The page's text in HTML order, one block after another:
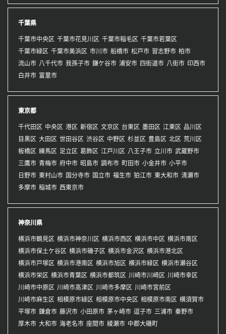
千葉県
千葉市中央区 千葉市花見川区 千葉市稲毛区 千葉市若葉区
千葉市緑区 千葉市美浜区 市川市 船橋市 松戸市 習志野市 柏市
流山市 八千代市 我孫子市 鎌ケ谷市 浦安市 四街道市 八街市 印西市
白井市 富里市
東京都
千代田区 中央区 港区 新宿区 文京区 台東区 墨田区 江東区 品川区
目黒区 大田区 世田谷区 渋谷区 中野区 杉並区 豊島区 北区 荒川区
板橋区 練馬区 足立区 葛飾区 江戸川区 八王子市 立川市 武蔵野市
三鷹市 青梅市 府中市 昭島市 調布市 町田市 小金井市 小平市
日野市 東村山市 国分寺市 国立市 福生市 狛江市 東大和市 清瀬市
多摩市 稲城市 西東京市
神奈川県
横浜市鶴見区 横浜市神奈川区 横浜市西区 横浜市中区 横浜市南区
横浜市保土ケ谷区 横浜市磯子区 横浜市金沢区 横浜市港北区
横浜市戸塚区 横浜市港南区 横浜市旭区 横浜市緑区 横浜市瀬谷区
横浜市栄区 横浜市青葉区 横浜市都筑区 川崎市川崎区 川崎市幸区
川崎市中原区 川崎市高津区 川崎市多摩区 川崎市宮前区
川崎市麻生区 相模原市緑区 相模原市中央区 相模原市南区 横須賀市
平塚市 鎌倉市 藤沢市 小田原市 茅ヶ崎市 逗子市 三浦市 秦野市
厚木市 大和市 海老名市 座間市 綾瀬市 中郡大磯町